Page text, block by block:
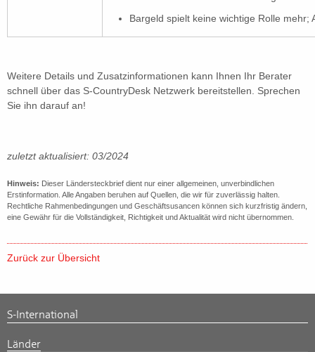
Bargeld spielt keine wichtige Rolle mehr;
Weitere Details und Zusatzinformationen kann Ihnen Ihr Berater
schnell über das S-CountryDesk Netzwerk bereitstellen. Sprechen
Sie ihn darauf an!
zuletzt aktualisiert: 03/2024
Hinweis: Dieser Ländersteckbrief dient nur einer allgemeinen, unverbindlichen
Erstinformation. Alle Angaben beruhen auf Quellen, die wir für zuverlässig halten.
Rechtliche Rahmenbedingungen und Geschäftsusancen können sich kurzfristig ändern,
eine Gewähr für die Vollständigkeit, Richtigkeit und Aktualität wird nicht übernommen.
Zurück zur Übersicht
S-International
Länder